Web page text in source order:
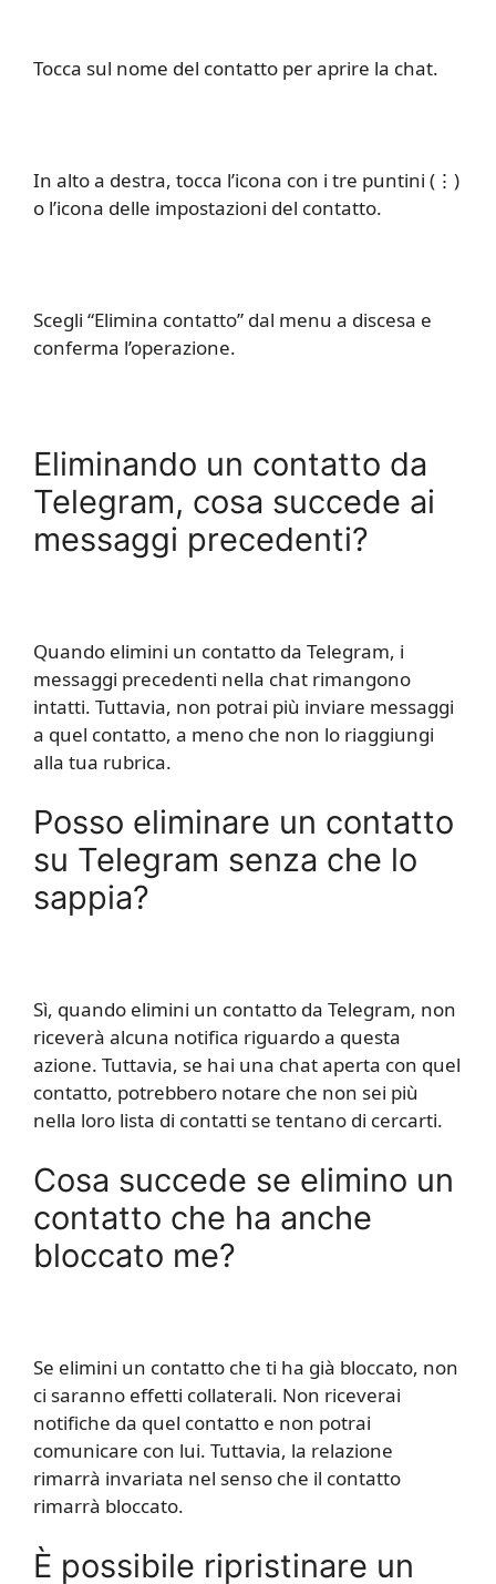
Tocca sul nome del contatto per aprire la chat.
In alto a destra, tocca l’icona con i tre puntini (⋮)
o l’icona delle impostazioni del contatto.
Scegli “Elimina contatto” dal menu a discesa e
conferma l’operazione.
Eliminando un contatto da
Telegram, cosa succede ai
messaggi precedenti?
Quando elimini un contatto da Telegram, i
messaggi precedenti nella chat rimangono
intatti. Tuttavia, non potrai più inviare messaggi
a quel contatto, a meno che non lo riaggiungi
alla tua rubrica.
Posso eliminare un contatto
su Telegram senza che lo
sappia?
Sì, quando elimini un contatto da Telegram, non
riceverà alcuna notifica riguardo a questa
azione. Tuttavia, se hai una chat aperta con quel
contatto, potrebbero notare che non sei più
nella loro lista di contatti se tentano di cercarti.
Cosa succede se elimino un
contatto che ha anche
bloccato me?
Se elimini un contatto che ti ha già bloccato, non
ci saranno effetti collaterali. Non riceverai
notifiche da quel contatto e non potrai
comunicare con lui. Tuttavia, la relazione
rimarrà invariata nel senso che il contatto
rimarrà bloccato.
È possibile ripristinare un